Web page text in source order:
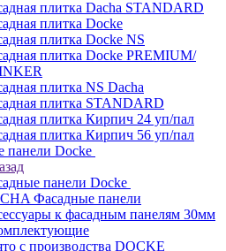
плитка Dacha STANDARD
плитка Docke
плитка Docke NS
плитка Docke PREMIUM/
плитка NS Dacha
плитка STANDARD
плитка Кирпич 24 уп/пал
плитка Кирпич 56 уп/пал
панели Docke
панели Docke
Фасадные панели
к фасадным панелям 30мм
с производства DOCKE